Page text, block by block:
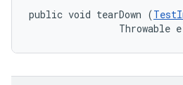
public void tearDown (
Throwable